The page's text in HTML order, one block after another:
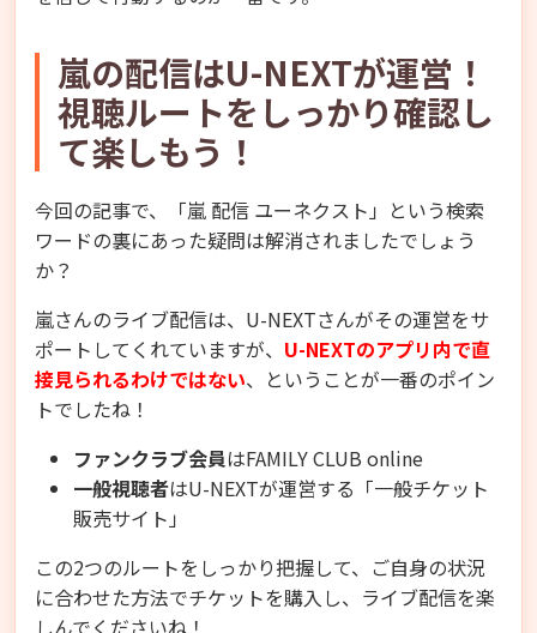
嵐の配信はU-NEXTが運営！
視聴ルートをしっかり確認し
て楽しもう！
今回の記事で、「嵐 配信 ユーネクスト」という検索
ワードの裏にあった疑問は解消されましたでしょう
か？
嵐さんのライブ配信は、U-NEXTさんがその運営をサ
ポートしてくれていますが、 U-NEXTのアプリ内で直
接見られるわけではない、ということが一番のポイン
トでしたね！
ファンクラブ会員はFAMILY CLUB online
一般視聴者はU-NEXTが運営する「一般チケット
販売サイト」
この2つのルートをしっかり把握して、ご自身の状況
に合わせた方法でチケットを購入し、ライブ配信を楽
しんでくださいね！